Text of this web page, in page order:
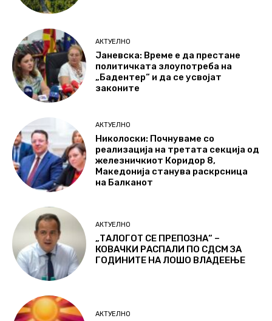
АКТУЕЛНО
Јаневска: Време е да престане
политичката злоупотреба на
„Бадентер“ и да се усвојат
законите
АКТУЕЛНО
Николоски: Почнуваме со
реализација на третата секција од
железничкиот Коридор 8,
Македонија станува раскрсница
на Балканот
АКТУЕЛНО
„ТАЛОГОТ СЕ ПРЕПОЗНА“ –
КОВАЧКИ РАСПАЛИ ПО СДСМ ЗА
ГОДИНИТЕ НА ЛОШО ВЛАДЕЕЊЕ
АКТУЕЛНО